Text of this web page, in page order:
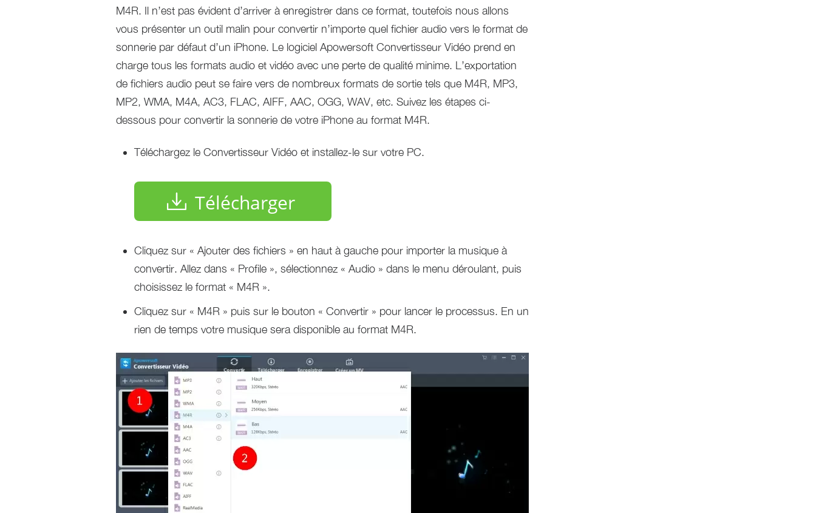
M4R. Il n’est pas évident d’arriver à enregistrer dans ce format, toutefois nous allons
vous présenter un outil malin pour convertir n’importe quel fichier audio vers le format de
sonnerie par défaut d’un iPhone. Le logiciel Apowersoft Convertisseur Vidéo prend en
charge tous les formats audio et vidéo avec une perte de qualité minime. L’exportation
de fichiers audio peut se faire vers de nombreux formats de sortie tels que M4R, MP3,
MP2, WMA, M4A, AC3, FLAC, AIFF, AAC, OGG, WAV, etc. Suivez les étapes ci-
dessous pour convertir la sonnerie de votre iPhone au format M4R.
Téléchargez le Convertisseur Vidéo et installez-le sur votre PC.
Télécharger
Cliquez sur « Ajouter des fichiers » en haut à gauche pour importer la musique à
convertir. Allez dans « Profile », sélectionnez « Audio » dans le menu déroulant, puis
choisissez le format « M4R ».
Cliquez sur « M4R » puis sur le bouton « Convertir » pour lancer le processus. En un
rien de temps votre musique sera disponible au format M4R.